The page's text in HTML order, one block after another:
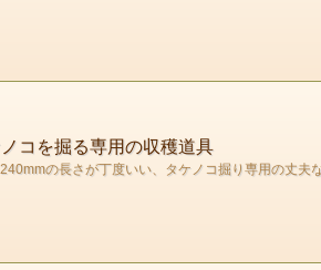
コを掘る専用の収穫道具
の長さが丁度いい、タケノコ掘り専用の丈夫な